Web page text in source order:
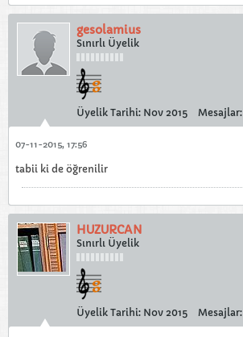
gesolamius
Sınırlı Üyelik
Üyelik Tarihi: Nov 2015 Mesajlar:
07-11-2015, 17:56
tabii ki de öğrenilir
HUZURCAN
Sınırlı Üyelik
Üyelik Tarihi: Nov 2015 Mesajlar: